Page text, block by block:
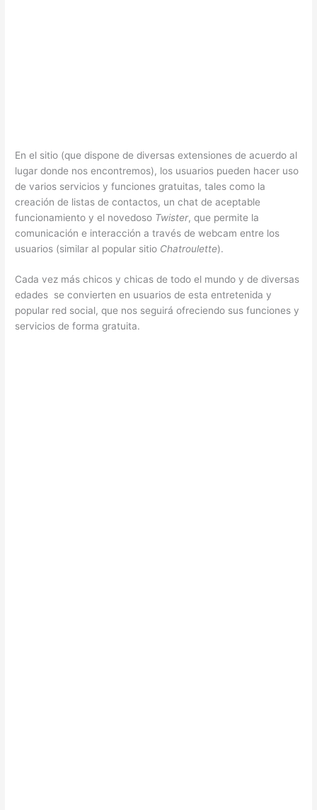
En el sitio (que dispone de diversas extensiones de acuerdo al
lugar donde nos encontremos), los usuarios pueden hacer uso
de varios servicios y funciones gratuitas, tales como la
creación de listas de contactos, un chat de aceptable
funcionamiento y el novedoso Twister, que permite la
comunicación e interacción a través de webcam entre los
usuarios (similar al popular sitio Chatroulette).
Cada vez más chicos y chicas de todo el mundo y de diversas
edades se convierten en usuarios de esta entretenida y
popular red social, que nos seguirá ofreciendo sus funciones y
servicios de forma gratuita.